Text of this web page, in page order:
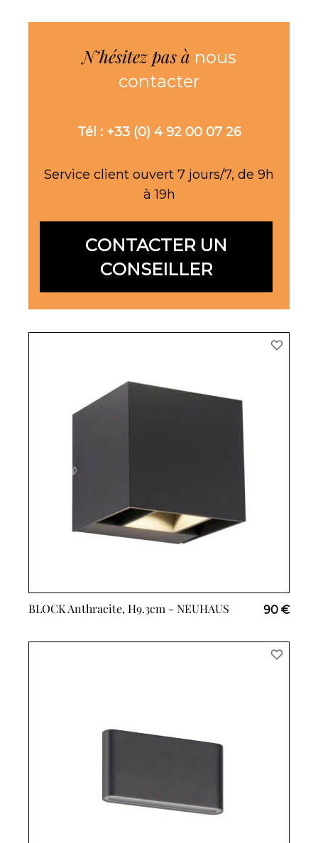
N’hésitez pas à nous
contacter
Tél : +33 (0) 4 92 00 07 26
Service client ouvert 7 jours/7, de 9h
à 19h
CONTACTER UN
CONSEILLER
BLOCK Anthracite, H9.3cm - NEUHAUS 90 €